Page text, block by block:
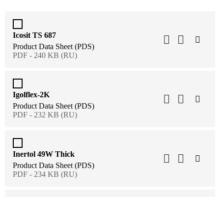
Icosit TS 687
Product Data Sheet (PDS)
PDF - 240 KB (RU)
Igolflex-2K
Product Data Sheet (PDS)
PDF - 232 KB (RU)
Inertol 49W Thick
Product Data Sheet (PDS)
PDF - 234 KB (RU)